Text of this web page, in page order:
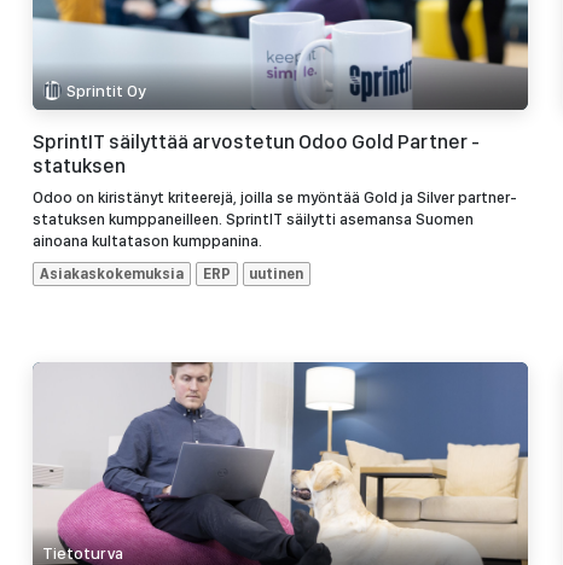
Sprintit Oy
SprintIT säilyttää arvostetun Odoo Gold Partner -
statuksen
Odoo on kiristänyt kriteerejä, joilla se myöntää Gold ja Silver partner-
statuksen kumppaneilleen. SprintIT säilytti asemansa Suomen
ainoana kultatason kumppanina.
Asiakaskokemuksia
ERP uutinen
Tietoturva